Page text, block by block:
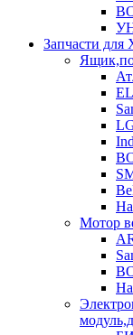
Запчасти
Мотор